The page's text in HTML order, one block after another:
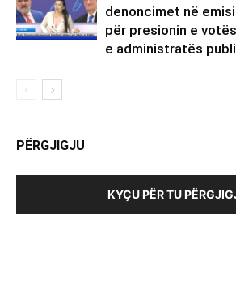
denoncimet në
për presionin e
e administratës
PËRGJIGJU
KYÇU PËR TU